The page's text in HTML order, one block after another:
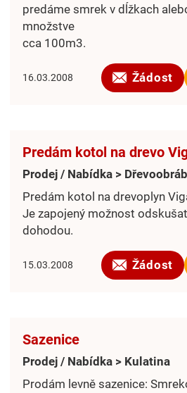
predáme smrek v dĺžkach
množstve
cca 100m3.
16.03.2008 Žádost
Predám kotol na drevo
Prodej / Nabídka >
Predám kotol na drevoplyn
Je zapojený možnost
dohodou.
15.03.2008 Žádost
Sazenice
Prodej / Nabídka > Kulatina
Prodám levně sazenice: